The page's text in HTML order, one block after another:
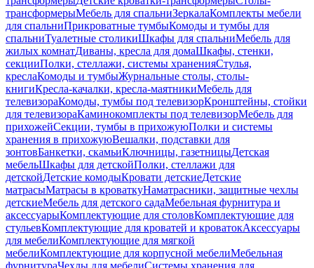
трансформерыМебель для спальниЗеркалаКомплекты мебели
для спальниПрикроватные тумбыКомоды и тумбы для
спальниТуалетные столикиШкафы для спальниМебель для
жилых комнатДиваны, кресла для домаШкафы, стенки,
секцииПолки, стеллажи, системы храненияСтулья,
креслаКомоды и тумбыЖурнальные столы, столы-
книгиКресла-качалки, кресла-маятникиМебель для
телевизораКомоды, тумбы под телевизорКронштейны, стойки
для телевизораКаминокомплекты под телевизорМебель для
прихожейСекции, тумбы в прихожуюПолки и системы
хранения в прихожуюВешалки, подставки для
зонтовБанкетки, скамьиКлючницы, газетницыДетская
мебельШкафы для детскойПолки, стеллажи для
детскойДетские комодыКровати детскиеДетские
матрасыМатрасы в кроваткуНаматрасники, защитные чехлы
детскиеМебель для детского садаМебельная фурнитура и
аксессуарыКомплектующие для столовКомплектующие для
стульевКомплектующие для кроватей и кроватокАксессуары
для мебелиКомплектующие для мягкой
мебелиКомплектующие для корпусной мебелиМебельная
фурнитураЧехлы для мебелиСистемы хранения для